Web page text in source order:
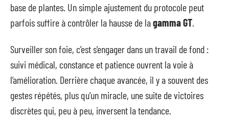
base de plantes. Un simple ajustement du protocole peut
parfois suffire à contrôler la hausse de lagamma GT
Surveiller son foie, c’est s’engager dans un travail de fond :
suivi médical, constance et patience ouvrent la voie à
l’amélioration. Derrière chaque avancée, il y a souvent des
gestes répétés, plus qu’un miracle, une suite de victoires
discrètes qui, peu à peu, inversent la tendance.